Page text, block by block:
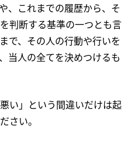
、これまでの履歴から、そ
判断する基準の一つとも言
で、その人の行動や行いを
当人の全てを決めつけるも
い」という間違いだけは起
さい。